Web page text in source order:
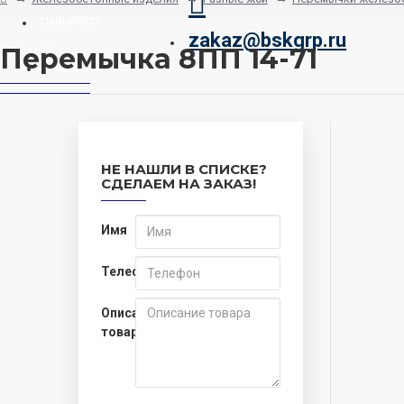
Заказать звонок
zakaz@bskgrp.ru
Перемычка 8ПП 14-71
НЕ НАШЛИ В СПИСКЕ?
СДЕЛАЕМ НА ЗАКАЗ!
Имя
Телефон
Описание
товара